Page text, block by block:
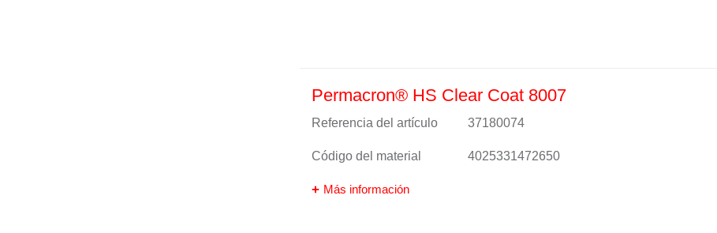
Permacron® HS Clear Coat 8007
Referencia del artículo 37180074
Código del material 4025331472650
Más información